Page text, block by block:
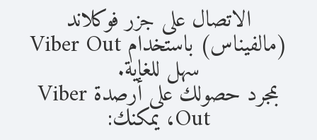
الاتصال على جزر فوكلاند
(مالفيناس) باستخدام Viber Out
سهل للغاية.
بمجرد حصولك على أرصدة Viber
Out، يمكنك: